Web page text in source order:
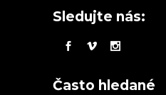
Sledujte nás:
Často hledané